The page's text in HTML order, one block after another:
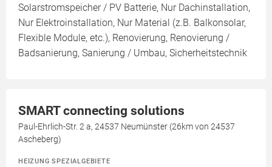
Solarstromspeicher / PV Batterie, Nur Dachinstallation,
Nur Elektroinstallation, Nur Material (z.B. Balkonsolar,
Flexible Module, etc.), Renovierung, Renovierung /
Badsanierung, Sanierung / Umbau, Sicherheitstechnik
SMART connecting solutions
Paul-Ehrlich-Str. 2 a, 24537 Neumünster (26km von 24537
Ascheberg)
HEIZUNG SPEZIALGEBIETE